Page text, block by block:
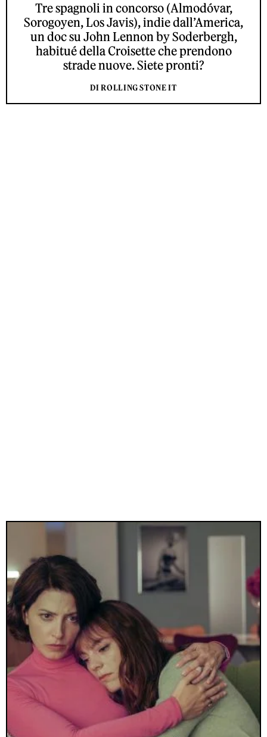
Tre spagnoli in concorso (Almodóvar,
Sorogoyen, Los Javis), indie dall’America,
un doc su John Lennon by Soderbergh,
habitué della Croisette che prendono
strade nuove. Siete pronti?
DI ROLLING STONE IT